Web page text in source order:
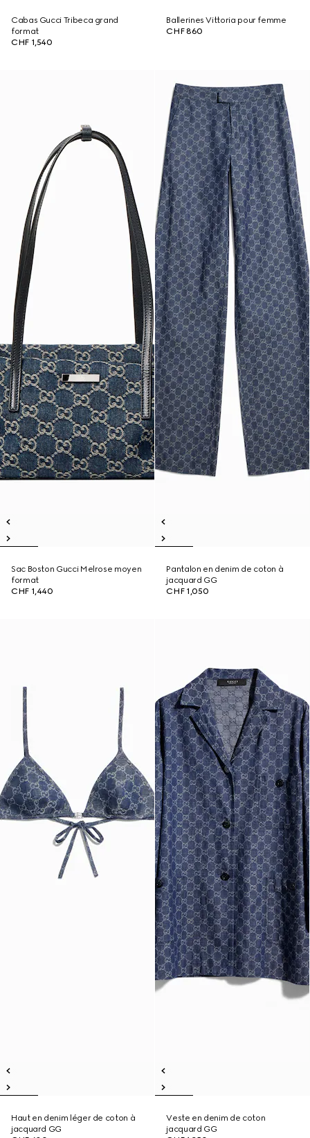
Cabas Gucci Tribeca grand
format
CHF 1,540
Ballerines Vittoria pour femme
CHF 860
Sac Boston Gucci Melrose moyen
format
CHF 1,440
Pantalon en denim de coton à
jacquard GG
CHF 1,050
Haut en denim léger de coton à
jacquard GG
Veste en denim de coton
jacquard GG